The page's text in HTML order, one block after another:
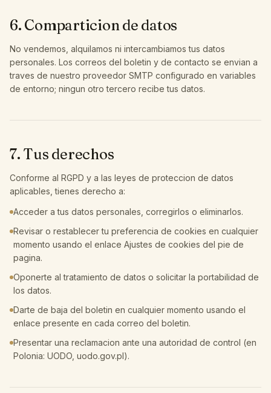
6. Comparticion de datos
No vendemos, alquilamos ni intercambiamos tus datos
personales. Los correos del boletin y de contacto se envian a
traves de nuestro proveedor SMTP configurado en variables
de entorno; ningun otro tercero recibe tus datos.
7. Tus derechos
Conforme al RGPD y a las leyes de proteccion de datos
aplicables, tienes derecho a:
Acceder a tus datos personales, corregirlos o eliminarlos.
Revisar o restablecer tu preferencia de cookies en cualquier
momento usando el enlace Ajustes de cookies del pie de
pagina.
Oponerte al tratamiento de datos o solicitar la portabilidad de
los datos.
Darte de baja del boletin en cualquier momento usando el
enlace presente en cada correo del boletin.
Presentar una reclamacion ante una autoridad de control (en
Polonia: UODO, uodo.gov.pl).